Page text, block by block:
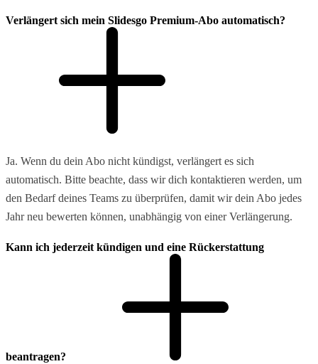
Verlängert sich mein Slidesgo Premium-Abo automatisch?
Ja. Wenn du dein Abo nicht kündigst, verlängert es sich
automatisch. Bitte beachte, dass wir dich kontaktieren werden, um
den Bedarf deines Teams zu überprüfen, damit wir dein Abo jedes
Jahr neu bewerten können, unabhängig von einer Verlängerung.
Kann ich jederzeit kündigen und eine Rückerstattung
beantragen?